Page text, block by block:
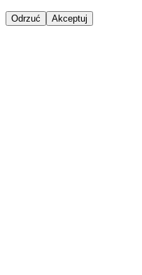
Odrzuć Akceptuj